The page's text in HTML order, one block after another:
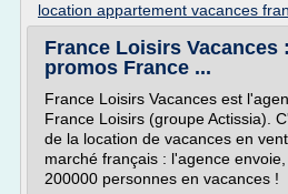
location appartement vacances
France Loisirs Vacances
promos France ...
France Loisirs Vacances est
France Loisirs (groupe Actissia).
de la location de vacances en
marché français : l'agence
200000 personnes en vacances !